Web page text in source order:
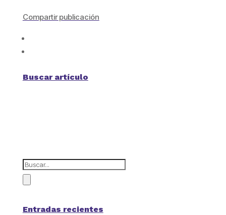
Compartir publicación
Buscar artículo
Entradas recientes